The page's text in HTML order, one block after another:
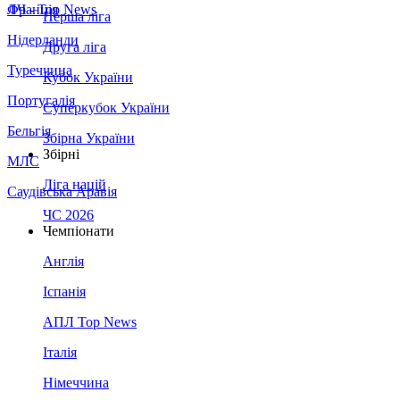
Франція
Нідерланди
Туреччина
Португалія
Бельгія
МЛС
Саудівська Аравія
ЛЧ - Top News
Перша ліга
Друга ліга
Кубок України
Суперкубок України
Збірна України
Збірні
Ліга націй
ЧС 2026
Чемпіонати
Англія
Іспанія
АПЛ Top News
Італія
Німеччина